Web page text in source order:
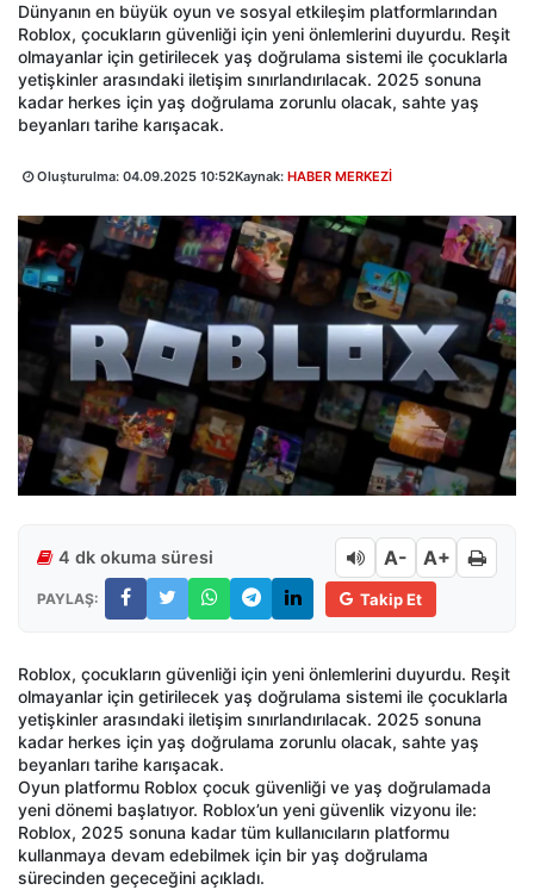
Dünyanın en büyük oyun ve sosyal etkileşim platformlarından
Roblox, çocukların güvenliği için yeni önlemlerini duyurdu. Reşit
olmayanlar için getirilecek yaş doğrulama sistemi ile çocuklarla
yetişkinler arasındaki iletişim sınırlandırılacak. 2025 sonuna
kadar herkes için yaş doğrulama zorunlu olacak, sahte yaş
beyanları tarihe karışacak.
Oluşturulma: 04.09.2025 10:52Kaynak: HABER MERKEZİ
4 dk okuma süresi A- A+
PAYLAŞ: Takip Et
Roblox, çocukların güvenliği için yeni önlemlerini duyurdu. Reşit
olmayanlar için getirilecek yaş doğrulama sistemi ile çocuklarla
yetişkinler arasındaki iletişim sınırlandırılacak. 2025 sonuna
kadar herkes için yaş doğrulama zorunlu olacak, sahte yaş
beyanları tarihe karışacak.
Oyun platformu Roblox çocuk güvenliği ve yaş doğrulamada
yeni dönemi başlatıyor. Roblox’un yeni güvenlik vizyonu ile:
Roblox, 2025 sonuna kadar tüm kullanıcıların platformu
kullanmaya devam edebilmek için bir yaş doğrulama
sürecinden geçeceğini açıkladı.